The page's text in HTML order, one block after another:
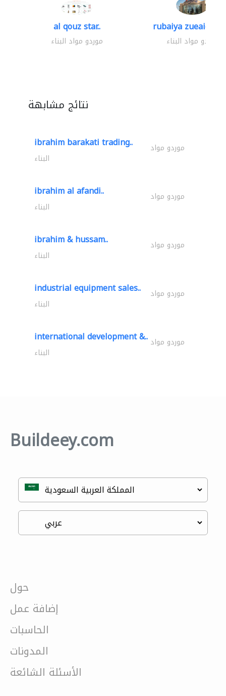
al qouz star..
موردو مواد البناء
rubaiya zueaid
موردو مواد البناء
نتائج مشابهة
ibrahim barakati trading.. موردو مواد
البناء
ibrahim al afandi.. موردو مواد
البناء
ibrahim & hussam.. موردو مواد
البناء
industrial equipment sales.. موردو مواد
البناء
international development &.. موردو مواد
البناء
Buildeey.com
حول
إضافة عمل
الحاسبات
المدونات
الأسئلة الشائعة